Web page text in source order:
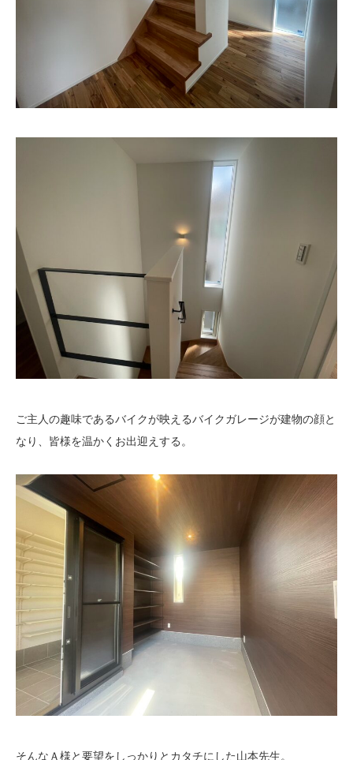
ご主人の趣味であるバイクが映えるバイクガレージが建物の顔と
なり、皆様を温かくお出迎えする。
そんなＡ様と要望をしっかりとカタチにした山本先生。